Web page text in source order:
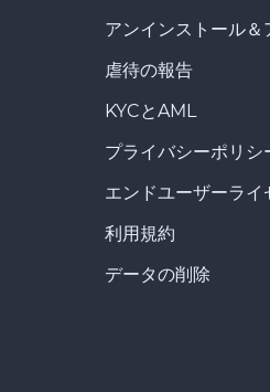
アンインストール＆
虐待の報告
KYCとAML
プライバシーポリシ
エンドユーザーライ
利用規約
データの削除